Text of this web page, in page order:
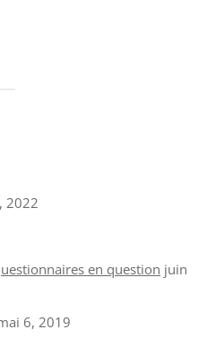
2022
en question juin
6, 2019